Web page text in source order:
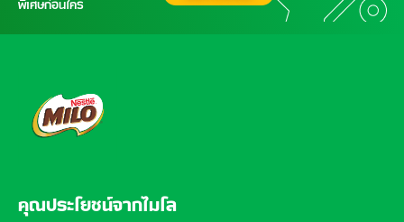
พิเศษก่อนใคร
คุณประโยชน์จากไมโล